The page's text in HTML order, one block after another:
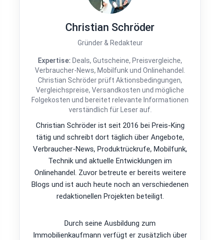
Christian Schröder
Gründer & Redakteur
Expertise: Deals, Gutscheine, Preisvergleiche,
Verbraucher-News, Mobilfunk und Onlinehandel.
Christian Schröder prüft Aktionsbedingungen,
Vergleichspreise, Versandkosten und mögliche
Folgekosten und bereitet relevante Informationen
verständlich für Leser auf.
Christian Schröder ist seit 2016 bei Preis-King
tätig und schreibt dort täglich über Angebote,
Verbraucher-News, Produktrückrufe, Mobilfunk,
Technik und aktuelle Entwicklungen im
Onlinehandel. Zuvor betreute er bereits weitere
Blogs und ist auch heute noch an verschiedenen
redaktionellen Projekten beteiligt.
Durch seine Ausbildung zum
Immobilienkaufmann verfügt er zusätzlich über